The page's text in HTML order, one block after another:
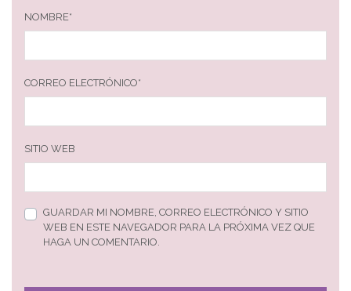
NOMBRE*
CORREO ELECTRÓNICO*
SITIO WEB
GUARDAR MI NOMBRE, CORREO ELECTRÓNICO Y SITIO
WEB EN ESTE NAVEGADOR PARA LA PRÓXIMA VEZ QUE
HAGA UN COMENTARIO.